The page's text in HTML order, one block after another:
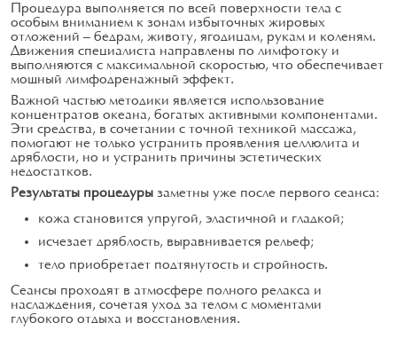
Процедура выполняется по всей поверхности тела с
особым вниманием к зонам избыточных жировых
отложений — бедрам, животу, ягодицам, рукам и коленям.
Движения специалиста направлены по лимфотоку и
выполняются с максимальной скоростью, что обеспечивает
мощный лимфодренажный эффект.
Важной частью методики является использование
концентратов океана, богатых активными компонентами.
Эти средства, в сочетании с точной техникой массажа,
помогают не только устранить проявления целлюлита и
дряблости, но и устранить причины эстетических
недостатков.
Результаты процедуры заметны уже после первого сеанса:
кожа становится упругой, эластичной и гладкой;
исчезает дряблость, выравнивается рельеф;
тело приобретает подтянутость и стройность.
Сеансы проходят в атмосфере полного релакса и
наслаждения, сочетая уход за телом с моментами
глубокого отдыха и восстановления.